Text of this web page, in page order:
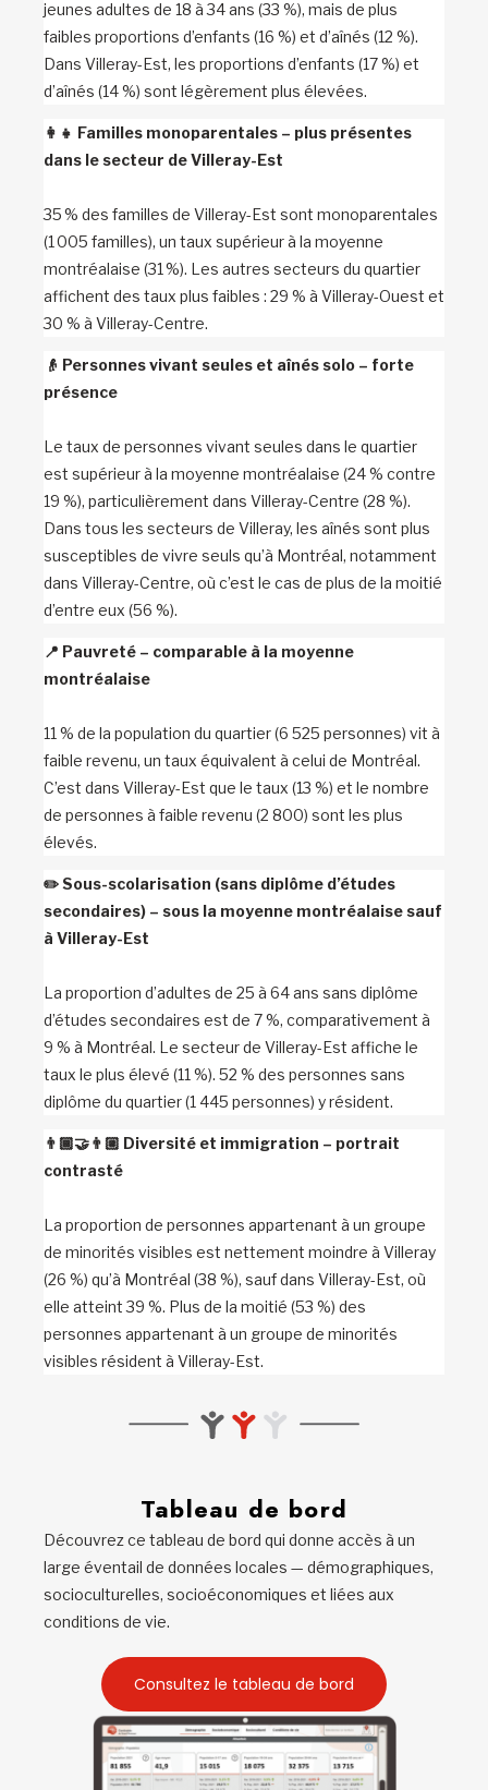
jeunes adultes de 18 à 34 ans (33 %), mais de plus
faibles proportions d’enfants (16 %) et d’aînés (12 %).
Dans Villeray-Est, les proportions d’enfants (17 %) et
d’aînés (14 %) sont légèrement plus élevées.
👩‍👧 Familles monoparentales – plus présentes
dans le secteur de Villeray-Est
35 % des familles de Villeray-Est sont monoparentales
(1 005 familles), un taux supérieur à la moyenne
montréalaise (31 %). Les autres secteurs du quartier
affichent des taux plus faibles : 29 % à Villeray-Ouest et
30 % à Villeray-Centre.
👴 Personnes vivant seules et aînés solo – forte
présence
Le taux de personnes vivant seules dans le quartier
est supérieur à la moyenne montréalaise (24 % contre
19 %), particulièrement dans Villeray-Centre (28 %).
Dans tous les secteurs de Villeray, les aînés sont plus
susceptibles de vivre seuls qu’à Montréal, notamment
dans Villeray-Centre, où c’est le cas de plus de la moitié
d’entre eux (56 %).
📍 Pauvreté – comparable à la moyenne
montréalaise
11 % de la population du quartier (6 525 personnes) vit à
faible revenu, un taux équivalent à celui de Montréal.
C’est dans Villeray-Est que le taux (13 %) et le nombre
de personnes à faible revenu (2 800) sont les plus
élevés.
✏️Sous-scolarisation (sans diplôme d’études
secondaires) – sous la moyenne montréalaise sauf
à Villeray-Est
La proportion d’adultes de 25 à 64 ans sans diplôme
d’études secondaires est de 7 %, comparativement à
9 % à Montréal. Le secteur de Villeray-Est affiche le
taux le plus élevé (11 %). 52 % des personnes sans
diplôme du quartier (1 445 personnes) y résident.
👨🏾‍🤝‍👨🏼 Diversité et immigration – portrait
contrasté
La proportion de personnes appartenant à un groupe
de minorités visibles est nettement moindre à Villeray
(26 %) qu’à Montréal (38 %), sauf dans Villeray-Est, où
elle atteint 39 %. Plus de la moitié (53 %) des
personnes appartenant à un groupe de minorités
visibles résident à Villeray-Est.
Tableau de bord
Découvrez ce tableau de bord qui donne accès à un
large éventail de données locales — démographiques,
socioculturelles, socioéconomiques et liées aux
conditions de vie.
Consultez le tableau de bord